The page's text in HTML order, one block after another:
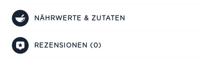
NÄHRWERTE & ZUTATEN
REZENSIONEN (0)